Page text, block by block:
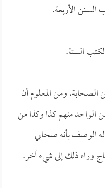
الأربعة.
الستة.
ومن المعلوم أن
الواحد منهم كذا وكذا من
الوصف بأنه صحابي
وراء ذلك إلى شيء آخر.